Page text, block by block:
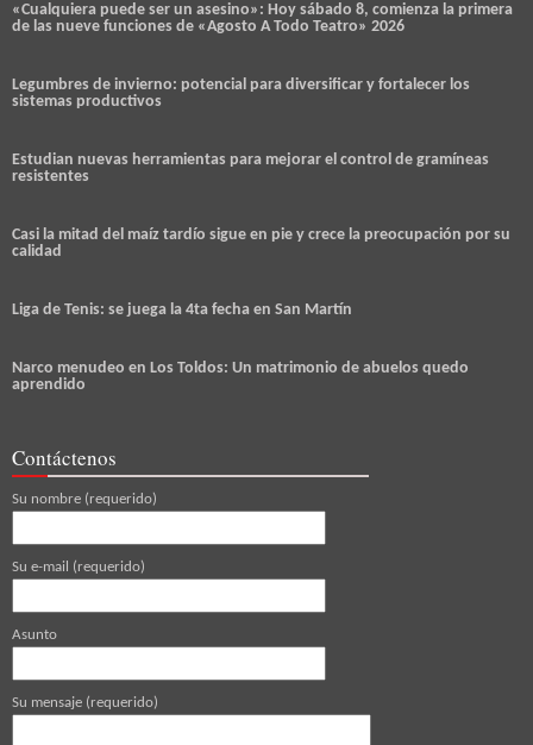
«Cualquiera puede ser un asesino»: Hoy sábado 8, comienza la primera
de las nueve funciones de «Agosto A Todo Teatro» 2026
Legumbres de invierno: potencial para diversificar y fortalecer los
sistemas productivos
Estudian nuevas herramientas para mejorar el control de gramíneas
resistentes
Casi la mitad del maíz tardío sigue en pie y crece la preocupación por su
calidad
Liga de Tenis: se juega la 4ta fecha en San Martín
Narco menudeo en Los Toldos: Un matrimonio de abuelos quedo
aprendido
Contáctenos
Su nombre (requerido)
Su e-mail (requerido)
Asunto
Su mensaje (requerido)